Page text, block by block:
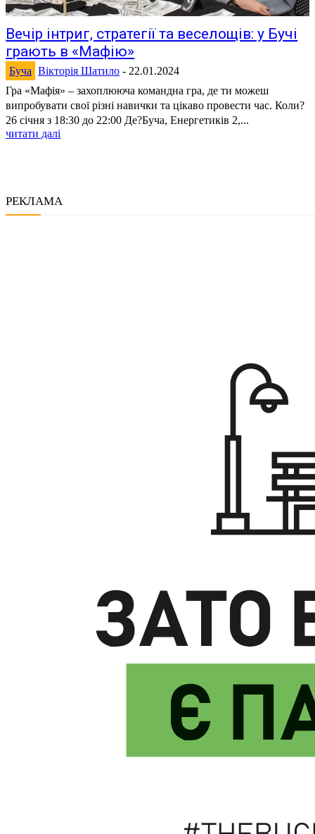
Вечір інтриг, стратегії та веселощів: у Бучі
грають в «Мафію»
Буча Вікторія Шатило - 22.01.2024
Гра «Мафія» – захоплююча командна гра, де ти можеш
випробувати свої різні навички та цікаво провести час. Коли?
26 січня з 18:30 до 22:00 Де?Буча, Енергетиків 2,...
читати далі
РЕКЛАМА